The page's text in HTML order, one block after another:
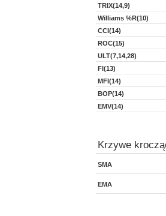
TRIX(14,9)
Williams %R(10)
CCI(14)
ROC(15)
ULT(7,14,28)
FI(13)
MFI(14)
BOP(14)
EMV(14)
Krzywe
SMA
EMA